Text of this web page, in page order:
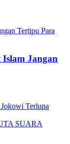
Jangan
Terlupa
SUARA